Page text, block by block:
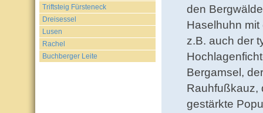
Triftsteig Fürsteneck
Dreisessel
Lusen
Rachel
Buchberger Leite
den
Haselhuhn
z.B. auch der
Bergamsel,
Rauhfußkauz,
gestärkte